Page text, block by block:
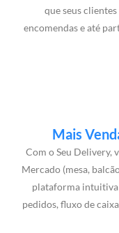
que seus
encomendas e até
Mais
Com o Seu Delivery,
Mercado (mesa,
plataforma
pedidos, fluxo de